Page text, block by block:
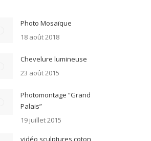
Photo Mosaïque
18 août 2018
Chevelure lumineuse
23 août 2015
Photomontage “Grand
Palais”
19 juillet 2015
vidéo sculptures coton